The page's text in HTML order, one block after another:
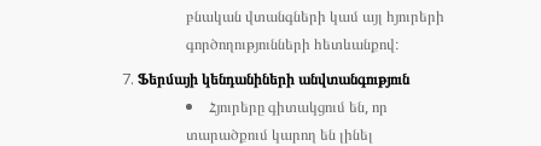
բնական վտանգների կամ այլ հյուրերի
գործողությունների հետևանքով։
Ֆերմայի կենդանիների անվտանգություն
Հյուրերը գիտակցում են, որ
տարածքում կարող են լինել